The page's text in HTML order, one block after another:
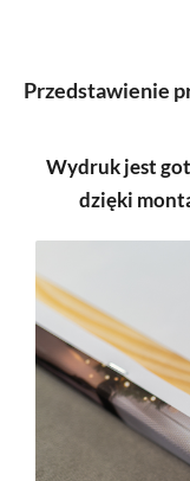
Przedstawienie
Wydruk jest
dzięki